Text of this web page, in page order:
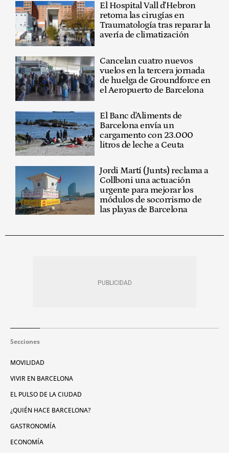
El Hospital Vall d'Hebron
retoma las cirugías en
Traumatología tras reparar la
avería de climatización
Cancelan cuatro nuevos
vuelos en la tercera jornada
de huelga de Groundforce en
el Aeropuerto de Barcelona
El Banc d'Aliments de
Barcelona envía un
cargamento con 23.000
litros de leche a Ceuta
Jordi Martí (Junts) reclama a
Collboni una actuación
urgente para mejorar los
módulos de socorrismo de
las playas de Barcelona
Secciones
MOVILIDAD
VIVIR EN BARCELONA
EL PULSO DE LA CIUDAD
¿QUIÉN HACE BARCELONA?
GASTRONOMÍA
ECONOMÍA